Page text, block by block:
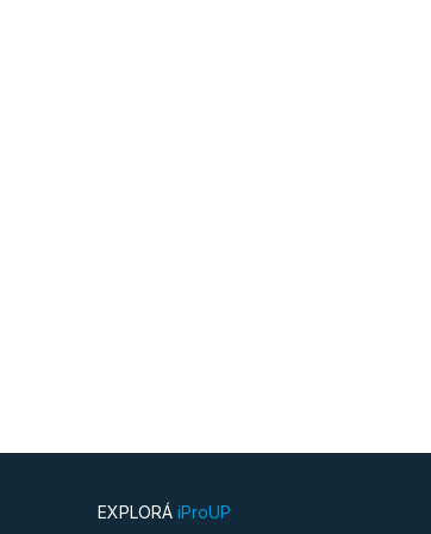
EXPLORÁ iProUP